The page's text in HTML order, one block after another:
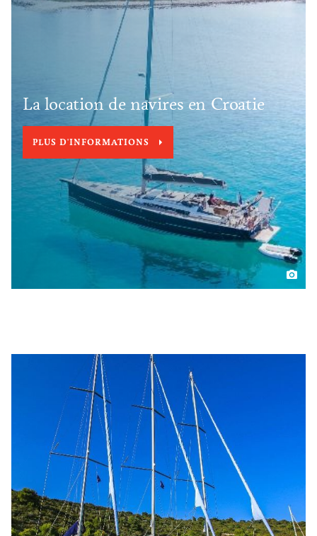
La location de navires en Croatie
PLUS D'INFORMATIONS